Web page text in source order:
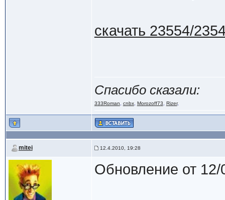
скачать 23554/
Спасибо сказали:
333Roman cnbx, Morozoff73 Rizer,
mitei 12.4.2010, 19:28
Обновление от 12/